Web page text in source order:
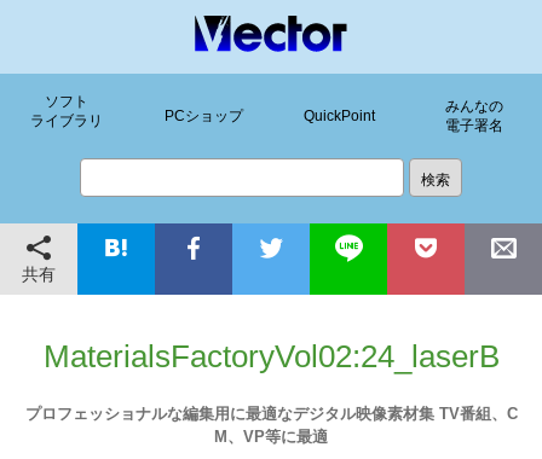
ソフト
ライブラリ
PCショップ QuickPoint
みんなの
電子署名
共有
MaterialsFactoryVol02:24_laserB
プロフェッショナルな編集用に最適なデジタル映像素材集 TV番組、C
M、VP等に最適